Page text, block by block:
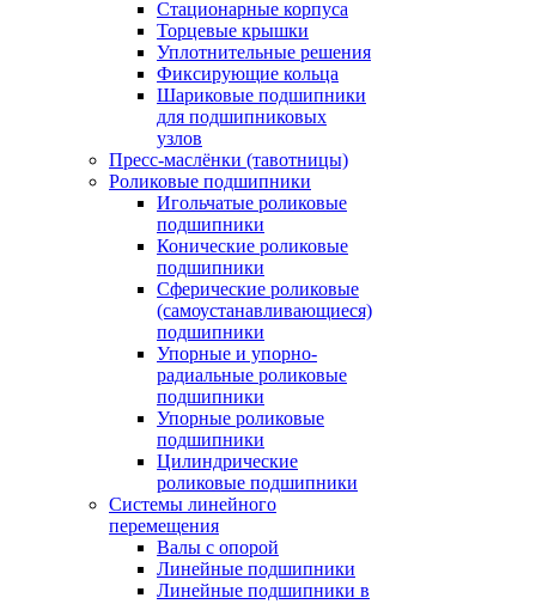
Стационарные корпуса
Торцевые крышки
Уплотнительные решения
Фиксирующие кольца
Шариковые подшипники
для подшипниковых
узлов
Пресс-маслёнки (тавотницы)
Роликовые подшипники
Игольчатые роликовые
подшипники
Конические роликовые
подшипники
Сферические роликовые
(самоустанавливающиеся)
подшипники
Упорные и упорно-
радиальные роликовые
подшипники
Упорные роликовые
подшипники
Цилиндрические
роликовые подшипники
Системы линейного
перемещения
Валы с опорой
Линейные подшипники
Линейные подшипники в